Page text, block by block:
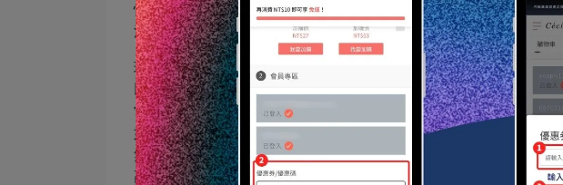
忙碌的日常生活，使用後不需長時間等待即可見效。此外，其易擦
污漬也能輕鬆去除，保持玻璃長時間的清潔與透亮。
玻璃封體劑的應用不僅限於室內。對於那些戶外的玻璃結構，如陽
以受益於封體劑的保護。它可以有效抵抗因環境因素導致的損害，
常見的問題。透過定期的應用，可以顯著減少這些污染物對玻璃的
如餐廳、酒店或零售店的大型玻璃窗戶，定期使用玻璃封體劑同樣
無瑕的玻璃不僅提升了外觀，還能給顧客留下好印象，是維護品牌
高流量和較高的維護需求，玻璃封體劑的保護作用可以顯著降低清